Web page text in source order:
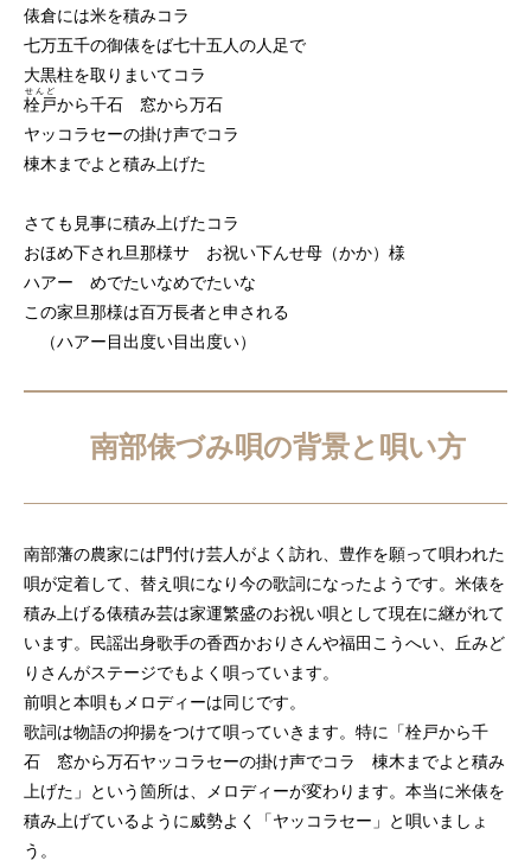
俵倉には米を積みコラ
七万五千の御俵をば七十五人の人足で
大黒柱を取りまいてコラ
栓戸
せんど
から千石 窓から万石
ヤッコラセーの掛け声でコラ
棟木までよと積み上げた
さても見事に積み上げたコラ
おほめ下され旦那様サ お祝い下んせ母（かか）様
ハアー めでたいなめでたいな
この家旦那様は百万長者と申される
（ハアー目出度い目出度い）
南部俵づみ唄の背景と唄い方
南部藩の農家には門付け芸人がよく訪れ、豊作を願って唄われた
唄が定着して、替え唄になり今の歌詞になったようです。米俵を
積み上げる俵積み芸は家運繁盛のお祝い唄として現在に継がれて
います。民謡出身歌手の香西かおりさんや福田こうへい、丘みど
りさんがステージでもよく唄っています。
前唄と本唄もメロディーは同じです。
歌詞は物語の抑揚をつけて唄っていきます。特に「栓戸から千
石 窓から万石ヤッコラセーの掛け声でコラ 棟木までよと積み
上げた」という箇所は、メロディーが変わります。本当に米俵を
積み上げているように威勢よく「ヤッコラセー」と唄いましょ
う。